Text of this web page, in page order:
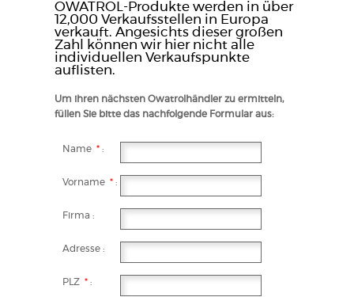
OWATROL-Produkte werden in über
12,000 Verkaufsstellen in Europa
verkauft. Angesichts dieser großen
Zahl können wir hier nicht alle
individuellen Verkaufspunkte
auflisten.
Um ihren nächsten Owatrolhändler zu ermitteln,
füllen Sie bitte das nachfolgende Formular aus:
Name * :
Vorname * :
Firma :
Adresse :
PLZ * :